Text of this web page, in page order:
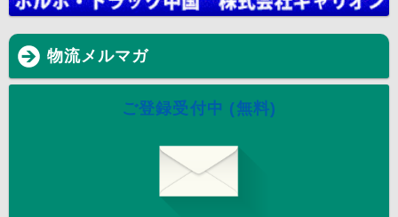
物流メルマガ
ご登録受付中 (無料)